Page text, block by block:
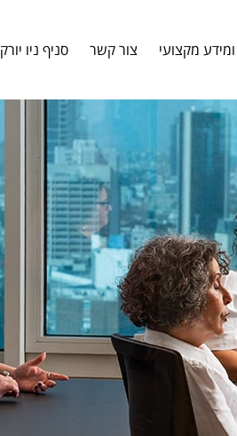
מקצועי צור קשר סניף ניו יורק